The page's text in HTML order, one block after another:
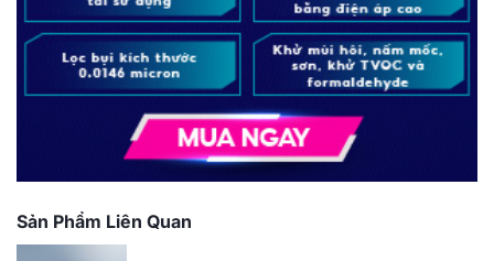
Sản Phẩm Liên Quan